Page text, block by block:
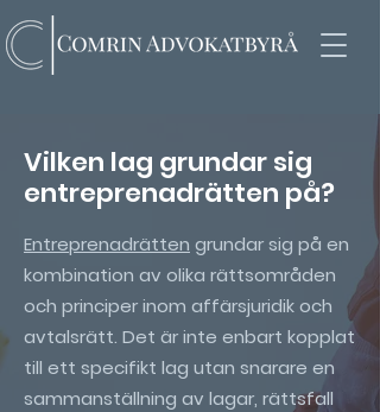
Vilken lag grundar sig
entreprenadrätten på?
Entreprenadrätten grundar sig på en
kombination av olika rättsområden
och principer inom affärsjuridik och
avtalsrätt. Det är inte enbart kopplat
till ett specifikt lag utan snarare en
sammanställning av lagar, rättsfall